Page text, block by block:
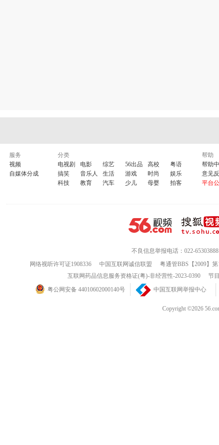
服务
视频
自媒体分成
分类
电视剧
电影 综艺 56出品 高校
粤语
搞笑
音乐人 生活 游戏 时尚
娱乐
科技
教育 汽车 少儿 母婴 拍客
帮助
帮助
意见
平台
不良信息举报电话：022-65303888
网络视听许可证1908336
中国互联网诚信联盟
粤通管BBS【2009】
互联网药品信息服务资格证(粤)-非经营性-2023-0390
节
粤公网安备 44010602000140号
中国互联网举报中心
Copyright ©2026